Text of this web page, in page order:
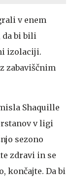
v enem
bi bili
izolaciji.
zabaviščnim
Shaquille
v ligi
sezono
zdravi in se
končajte. Da bi